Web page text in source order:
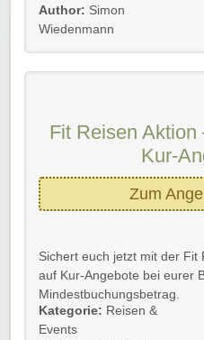
abstauben.
Wir wünschen euch viel
Author: Simon
Wiedenmann
Fit Reisen
Kur-
Zum
Sichert euch jetzt mit der Fit
auf Kur-Angebote bei eurer
Mindestbuchungsbetrag.
Gültig für Neu- und
Kategorie: Reisen &
Events